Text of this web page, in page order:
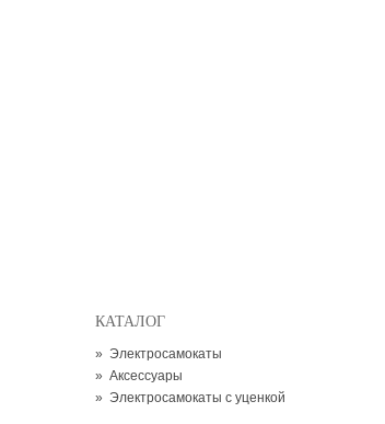
КАТАЛОГ
» Электросамокаты
» Аксессуары
» Электросамокаты с уценкой